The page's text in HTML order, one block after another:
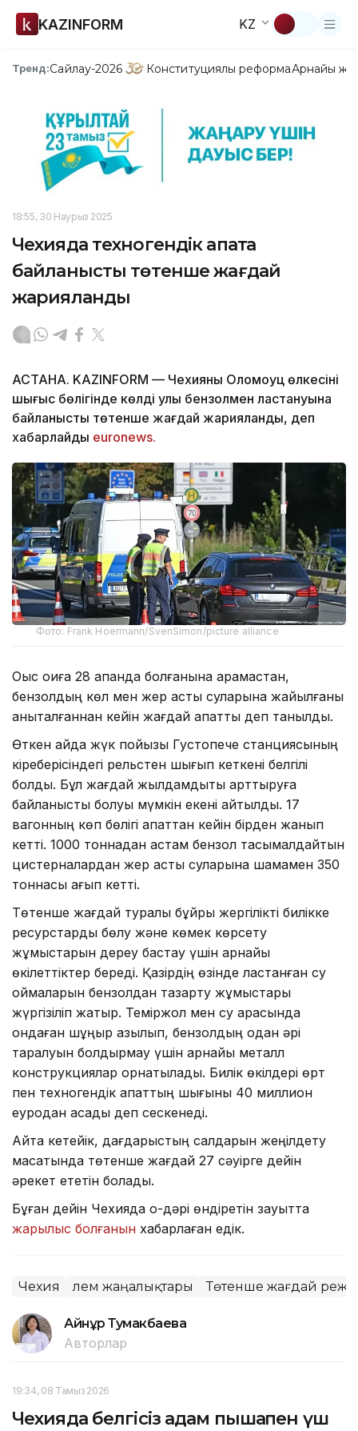
KAZINFORM KZ
Тренд:Сайлау-2026 Конституциялық реформаАрнайы
18:55, 30 Наурыз 2025
Чехияда техногендік апатқа
байланысты төтенше жағдай
жарияланды
АСТАНА. KAZINFORM — Чехияның Оломоуц өлкесінің
шығыс бөлігінде көлдің улы бензолмен ластануына
байланысты төтенше жағдай жарияланды, деп
хабарлайды euronews.
Фото: Frank Hoermann/SvenSimon/picture alliance
Оқыс оқиға 28 ақпанда болғанына қарамастан,
бензолдың көл мен жер асты суларына жайылғаны
анықталғаннан кейін жағдай апатты деп танылды.
Өткен айда жүк пойызы Густопече станциясының
кіреберісіндегі рельстен шығып кеткені белгілі
болды. Бұл жағдай жылдамдықты арттыруға
байланысты болуы мүмкін екені айтылды. 17
вагонның көп бөлігі апаттан кейін бірден жанып
кетті. 1000 тоннадан астам бензол тасымалдайтын
цистерналардан жер асты суларына шамамен 350
тоннасы ағып кетті.
Төтенше жағдай туралы бұйрық жергілікті билікке
ресурстарды бөлу және көмек көрсету
жұмыстарын дереу бастау үшін арнайы
өкілеттіктер береді. Қазірдің өзінде ластанған су
қоймаларын бензолдан тазарту жұмыстары
жүргізіліп жатыр. Теміржол мен су арасында
ондаған шұңқыр қазылып, бензолдың одан әрі
таралуын болдырмау үшін арнайы металл
конструкциялар орнатылады. Билік өкілдері өрт
пен техногендік апаттың шығыны 40 миллион
еуродан асады деп сескенеді.
Айта кетейік, дағдарыстың салдарын жеңілдету
мақсатында төтенше жағдай 27 сәуірге дейін
әрекет ететін болады.
Бұған дейін Чехияда оқ-дәрі өндіретін зауытта
жарылыс болғанын хабарлаған едік.
Чехия Әлем жаңалықтары Төтенше жағдай
Айнұр Тумакбаева
Авторлар
19:34, 08 Тамыз 2026
Чехияда белгісіз адам пышақпен үш